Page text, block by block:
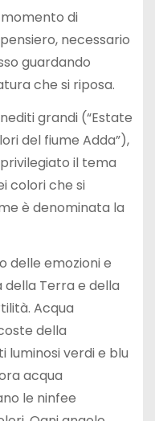
di
necessario
guardando
che si riposa.
grandi (“Estate
del fiume Adda”),
il tema
colori che si
è denominata la
delle emozioni e
Terra e della
Acqua
della
luminosi verdi e blu
acqua
le ninfee